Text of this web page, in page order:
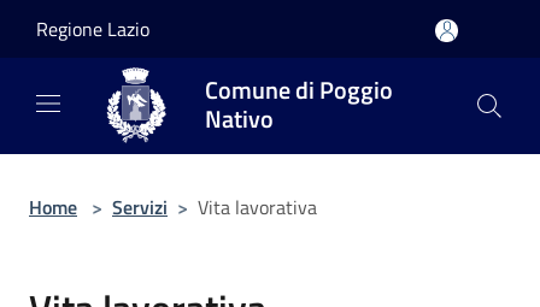
Regione Lazio
Comune di Poggio
Nativo
Home > Servizi > Vita lavorativa